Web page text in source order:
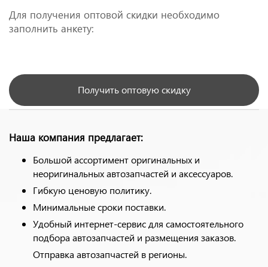
Для получения оптовой скидки необходимо
заполнить анкету:
Получить оптовую скидку
Наша компания предлагает:
Большой ассортимент оригинальных и
неоригинальных автозапчастей и аксессуаров.
Гибкую ценовую политику.
Минимальные сроки поставки.
Удобный интернет-сервис для самостоятельного
подбора автозапчастей и размещения заказов.
Отправка автозапчастей в регионы.